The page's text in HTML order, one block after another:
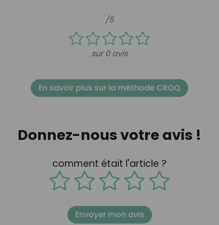
/5
sur 0 avis
En savoir plus sur la méthode CROQ
Donnez-nous votre avis !
comment était l'article ?
Envoyer mon avis